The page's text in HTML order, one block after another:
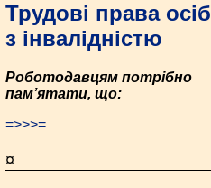
Трудові права осіб
з інвалідністю
Роботодавцям потрібно
пам’ята­ти, що:
=>>>=
¤